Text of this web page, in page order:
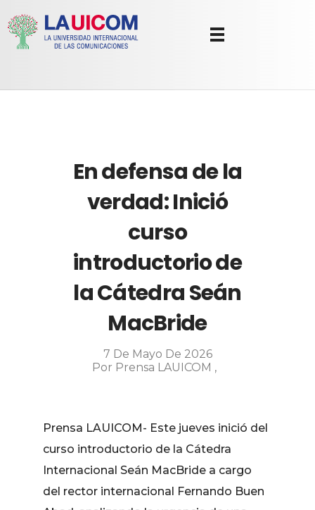
En defensa de la
verdad: Inició
curso
introductorio de
la Cátedra Seán
MacBride
7 De Mayo De 2026
Por Prensa LAUICOM
Prensa LAUICOM- Este jueves inició del
curso introductorio de la Cátedra
Internacional Seán MacBride a cargo
del rector internacional Fernando Buen